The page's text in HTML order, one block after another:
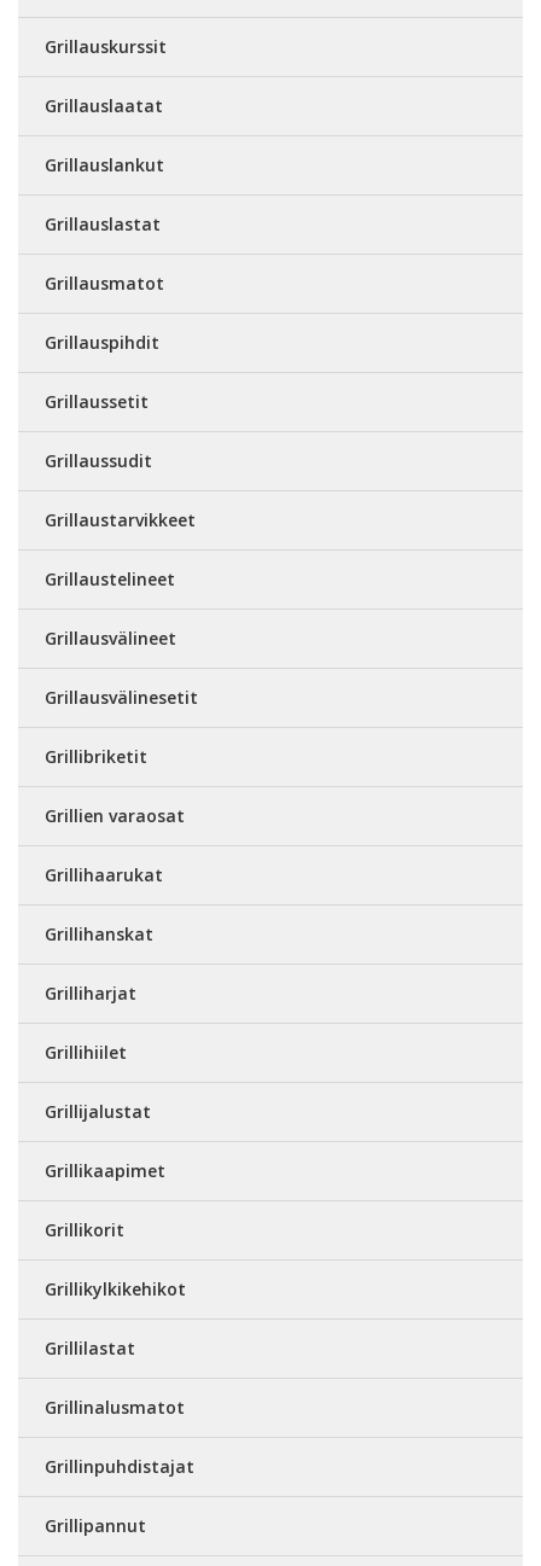
Grillauskurssit
Grillauslaatat
Grillauslankut
Grillauslastat
Grillausmatot
Grillauspihdit
Grillaussetit
Grillaussudit
Grillaustarvikkeet
Grillaustelineet
Grillausvälineet
Grillausvälinesetit
Grillibriketit
Grillien varaosat
Grillihaarukat
Grillihanskat
Grilliharjat
Grillihiilet
Grillijalustat
Grillikaapimet
Grillikorit
Grillikylkikehikot
Grillilastat
Grillinalusmatot
Grillinpuhdistajat
Grillipannut